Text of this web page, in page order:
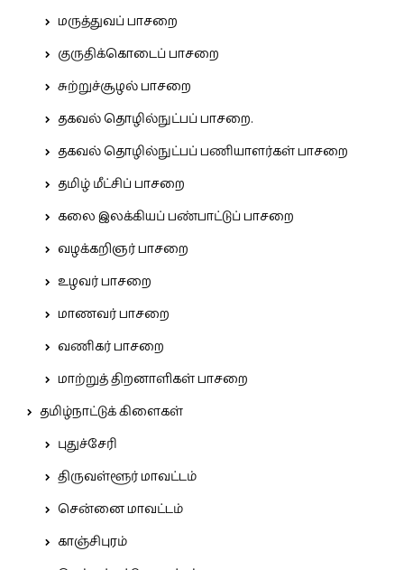
மருத்துவப் பாசறை
குருதிக்கொடைப் பாசறை
சுற்றுச்சூழல் பாசறை
தகவல் தொழில்நுட்பப் பாசறை.
தகவல் தொழில்நுட்பப் பணியாளர்கள் பாசறை
தமிழ் மீட்சிப் பாசறை
கலை இலக்கியப் பண்பாட்டுப் பாசறை
வழக்கறிஞர் பாசறை
உழவர் பாசறை
மாணவர் பாசறை
வணிகர் பாசறை
மாற்றுத் திறனாளிகள் பாசறை
தமிழ்நாட்டுக் கிளைகள்
புதுச்சேரி
திருவள்ளூர் மாவட்டம்
சென்னை மாவட்டம்
காஞ்சிபுரம்